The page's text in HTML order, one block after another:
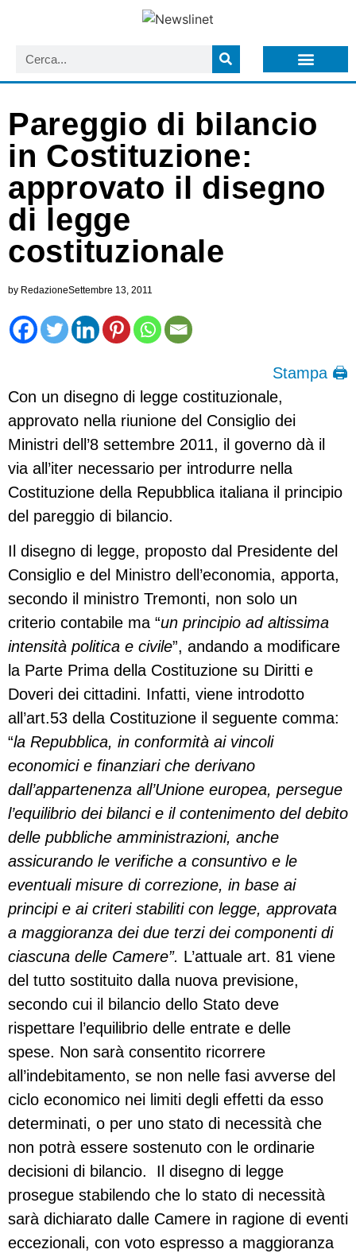
Pareggio di bilancio
in Costituzione:
approvato il disegno
di legge
costituzionale
by RedazioneSettembre 13, 2011
Stampa 🖨
Con un disegno di legge costituzionale,
approvato nella riunione del Consiglio dei
Ministri dell’8 settembre 2011, il governo dà il
via all’iter necessario per introdurre nella
Costituzione della Repubblica italiana il principio
del pareggio di bilancio.
Il disegno di legge, proposto dal Presidente del
Consiglio e del Ministro dell’economia, apporta,
secondo il ministro Tremonti, non solo un
criterio contabile ma “un principio ad altissima
intensità politica e civile”, andando a modificare
la Parte Prima della Costituzione su Diritti e
Doveri dei cittadini. Infatti, viene introdotto
all’art.53 della Costituzione il seguente comma:
“la Repubblica, in conformità ai vincoli
economici e finanziari che derivano
dall’appartenenza all’Unione europea, persegue
l’equilibrio dei bilanci e il contenimento del debito
delle pubbliche amministrazioni, anche
assicurando le verifiche a consuntivo e le
eventuali misure di correzione, in base ai
principi e ai criteri stabiliti con legge, approvata
a maggioranza dei due terzi dei componenti di
ciascuna delle Camere”. L’attuale art. 81 viene
del tutto sostituito dalla nuova previsione,
secondo cui il bilancio dello Stato deve
rispettare l’equilibrio delle entrate e delle
spese. Non sarà consentito ricorrere
all’indebitamento, se non nelle fasi avverse del
ciclo economico nei limiti degli effetti da esso
determinati, o per uno stato di necessità che
non potrà essere sostenuto con le ordinarie
decisioni di bilancio. Il disegno di legge
prosegue stabilendo che lo stato di necessità
sarà dichiarato dalle Camere in ragione di eventi
eccezionali, con voto espresso a maggioranza